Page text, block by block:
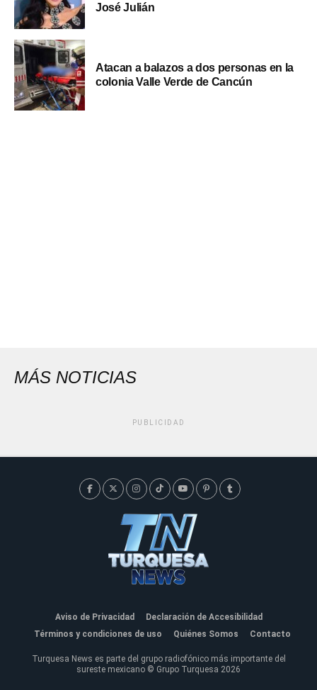
José Julián
Atacan a balazos a dos personas en la
colonia Valle Verde de Cancún
MÁS NOTICIAS
PUBLICIDAD
Aviso de Privacidad
Declaración de Accesibilidad
Términos y condiciones de uso
Quiénes Somos Contacto
Turquesa News es parte del grupo radiofónico más importante del
sureste mexicano © Grupo Turquesa 2026